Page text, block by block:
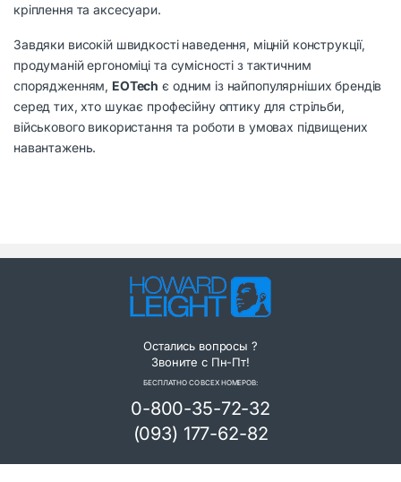
кріплення та аксесуари.
Завдяки високій швидкості наведення, міцній конструкції,
продуманій ергономіці та сумісності з тактичним
спорядженням, EOTech є одним із найпопулярніших брендів
серед тих, хто шукає професійну оптику для стрільби,
військового використання та роботи в умовах підвищених
навантажень.
Остались вопросы ?
Звоните с Пн-Пт!
БЕСПЛАТНО СО ВСЕХ НОМЕРОВ:
0-800-35-72-32
(093) 177-62-82